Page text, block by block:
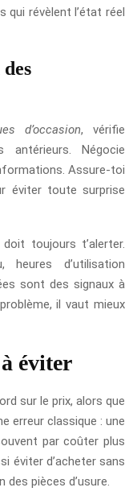
qui révèlent l’état réel
d’occasion, vérifie
antérieurs. Négocie
Assure-toi
éviter toute surprise
toujours t’alerter.
heures d’utilisation
sont des signaux à
il vaut mieux
éviter
sur le prix, alors que
erreur classique : une
par coûter plus
éviter d’acheter sans
pièces d’usure.